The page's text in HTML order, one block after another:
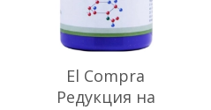
El Compra
Редукция на